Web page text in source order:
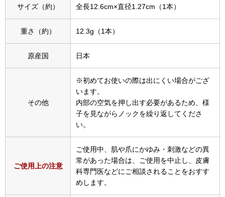
ブーツ
サンダル
財布／小物
サイズ（約） 全長12.6cm×直径1.27cm（1本）
重さ（約） 12.3g（1本）
原産国 日本
その他
※初めてお使いの際は出にくい場合がござ
います。
内部の空気を押し出す必要があるため、様
子を見ながらノックを繰り返してくださ
い。
ご使用上の注意
ご使用中、肌や爪にかゆみ・刺激などの異
常があった場合は、ご使用を中止し、皮膚
科専門医などにご相談されることをおすす
めします。